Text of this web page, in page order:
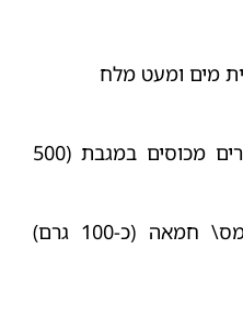
מים ומעט מלח
1 חבילת עליי פילו מופשרים מכוסים במגבת (500
כ-½ כוס שמן קוקוס מומס\ חמאה (כ-100 גרם)